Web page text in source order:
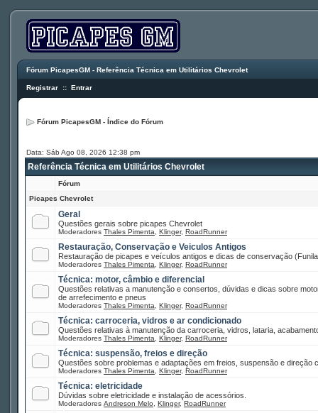
Fórum PicapesGM - Referência Técnica em Utilitários Chevrolet
Registrar :: Entrar
Fórum PicapesGM - Índice do Fórum
Data: Sáb Ago 08, 2026 12:38 pm
Referência Técnica em Utilitários Chevrolet
Fórum
Picapes Chevrolet
Geral
Questões gerais sobre picapes Chevrolet
Moderadores Thales Pimenta Klinger, RoadRunner
Restauração, Conservação e Veiculos Antigos
Restauração de picapes e veículos antigos e dicas de conservação
Moderadores Thales Pimenta Klinger, RoadRunner
Técnica: motor, câmbio e diferencial
Questões relativas a manutenção e consertos, dúvidas e dicas sobre
de arrefecimento e pneus
Moderadores Thales Pimenta Klinger, RoadRunner
Técnica: carroceria, vidros e ar condicionado
Questões relativas à manutenção da carroceria, vidros, lataria,
Moderadores Thales Pimenta Klinger, RoadRunner
Técnica: suspensão, freios e direção
Questões sobre problemas e adaptações em freios, suspensão e direção
Moderadores Thales Pimenta Klinger, RoadRunner
Técnica: eletricidade
Dúvidas sobre eletricidade e instalação de acessórios.
Moderadores Andreson Melo Klinger, RoadRunner